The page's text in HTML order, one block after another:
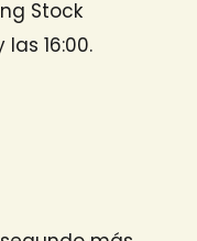
Stock
16:00.